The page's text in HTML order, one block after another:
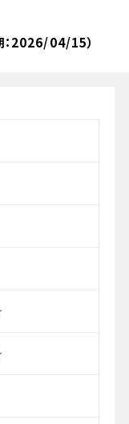
：2026/04/15）